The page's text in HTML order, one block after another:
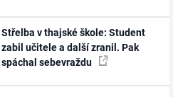
Střelba v thajské škole: Student
zabil učitele a další zranil. Pak
spáchal sebevraždu